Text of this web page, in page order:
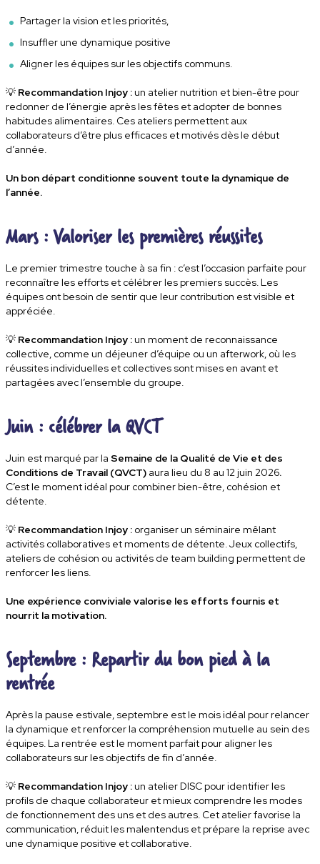
Partager la vision et les priorités,
Insuffler une dynamique positive
Aligner les équipes sur les objectifs communs.
💡 Recommandation Injoy :un atelier nutrition et bien-être pour
redonner de l’énergie après les fêtes et adopter de bonnes
habitudes alimentaires. Ces ateliers permettent aux
collaborateurs d’être plus efficaces et motivés dès le début
d’année.
Un bon départ conditionne souvent toute la dynamique de
l’année.
Mars : Valoriser les premières réussites
Le premier trimestre touche à sa fin : c’est l’occasion parfaite pour
reconnaître les efforts et célébrer les premiers succès. Les
équipes ont besoin de sentir que leur contribution est visible et
appréciée.
💡 Recommandation Injoy :un moment de reconnaissance
collective, comme un déjeuner d’équipe ou un afterwork, où les
réussites individuelles et collectives sont mises en avant et
partagées avec l’ensemble du groupe.
Juin : célébrer la QVCT
Juin est marqué par la Semaine de la Qualité de Vie et des
Conditions de Travail (QVCT)aura lieu du 8 au 12 juin 2026.
C’est le moment idéal pour combinerbien-être, cohésion et
détente.
💡 Recommandation Injoy :organiser un séminaire mêlant
activités collaboratives et moments de détente. Jeux collectifs,
ateliers de cohésion ou activités de team building permettent de
renforcer les liens.
Une expérience conviviale valorise les efforts fournis et
nourrit la motivation.
Septembre : Repartir du bon pied à la
rentrée
Après la pause estivale, septembre est le mois idéal pourrelancer
la dynamique et renforcer la compréhension mutuelle au sein des
équipes. La rentrée est le moment parfait pour aligner les
collaborateurs sur les objectifs de fin d’année.
💡 Recommandation Injoy :un atelier DISCpour identifier les
profils de chaque collaborateur et mieux comprendre les modes
de fonctionnement des uns et des autres. Cet atelier favorise la
communication, réduit les malentendus et prépare la reprise avec
une dynamique positive et collaborative.